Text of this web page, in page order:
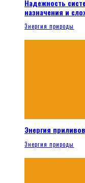
Надежность
назначения и
Энергия природы
Энергия
Энергия природы